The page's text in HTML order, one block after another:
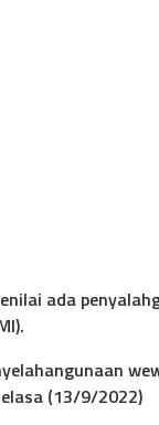
ada
(13/9/2022)